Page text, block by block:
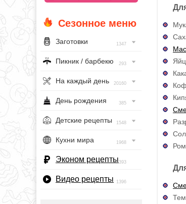
Сезонное меню
Заготовки 1347
Пикник / барбекю 293
На каждый день 20160
День рождения 385
Детские рецепты 1548
Кухни мира 1968
Эконом рецепты393
Видео рецепты 1396
Ром